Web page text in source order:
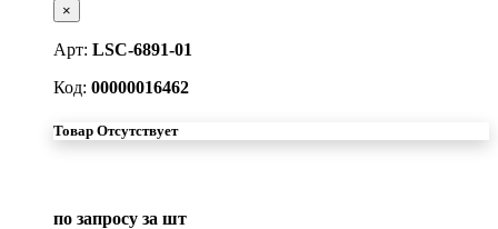
×
Арт: LSC-6891-01
Код: 00000016462
Товар Отсутствует
по запросу за шт